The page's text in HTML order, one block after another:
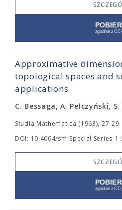
Approximative
topological spaces and
applications
C. Bessaga, A. Pełczyński,
Studia Mathematica (1963), 27-29
DOI: 10.4064/sm-Special Series-